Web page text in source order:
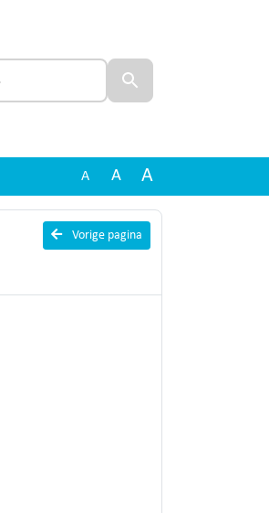
A A A
Vorige pagina